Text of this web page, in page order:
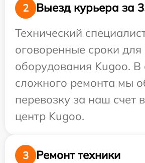
2
Выезд курьера за
Технический
оговоренные сроки для
оборудования Kugoo. В
сложного ремонта мы
перевозку за наш счет
центр Kugoo.
3
Ремонт техники